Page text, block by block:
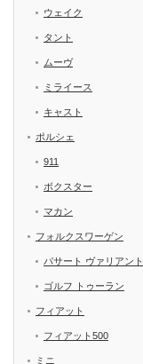
ウェイク
タント
ムーヴ
ミライース
キャスト
ポルシェ
911
ボクスター
マカン
フォルクスワーゲン
パサート ヴァリアント
ゴルフ トゥーラン
フィアット
フィアット500
ミニ